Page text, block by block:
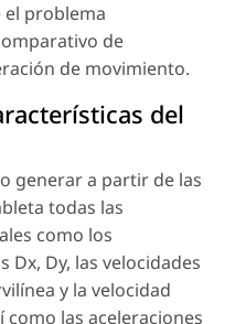
el problema
de
de movimiento.
del
generar a partir de las
todas las
como los
Dx, Dy, las velocidades
y la velocidad
como las aceleraciones